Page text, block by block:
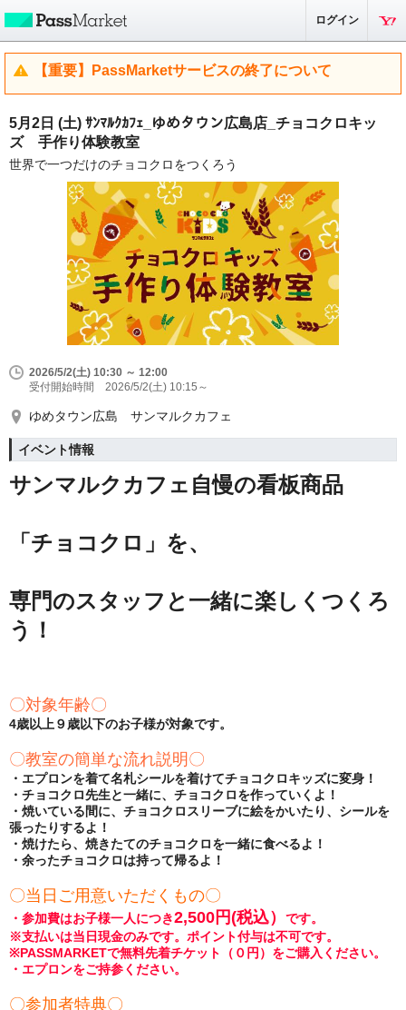
ログイン
【重要】PassMarketサービスの終了について
5月2日 (土) ｻﾝﾏﾙｸｶﾌｪ_ゆめタウン広島店_チョコクロキッ
ズ 手作り体験教室
世界で一つだけのチョコクロをつくろう
2026/5/2(土) 10:30 ～ 12:00
受付開始時間 2026/5/2(土) 10:15～
ゆめタウン広島 サンマルクカフェ
イベント情報
サンマルクカフェ自慢の看板商品
「チョコクロ」を、
専門のスタッフと一緒に楽しくつくろ
う！
〇対象年齢〇
4歳以上９歳以下のお子様が対象です。
〇教室の簡単な流れ説明〇
・エプロンを着て名札シールを着けてチョコクロキッズに変身！
・チョコクロ先生と一緒に、チョコクロを作っていくよ！
・焼いている間に、チョコクロスリーブに絵をかいたり、シールを
張ったりするよ！
・焼けたら、焼きたてのチョコクロを一緒に食べるよ！
・余ったチョコクロは持って帰るよ！
〇当日ご用意いただくもの〇
・参加費はお子様一人につき2,500円(税込）
です。
※支払いは当日現金のみです。ポイント付与は不可です。
※PASSMARKETで無料先着チケット（０円）をご購入ください。
・エプロンをご持参ください。
〇参加者特典〇